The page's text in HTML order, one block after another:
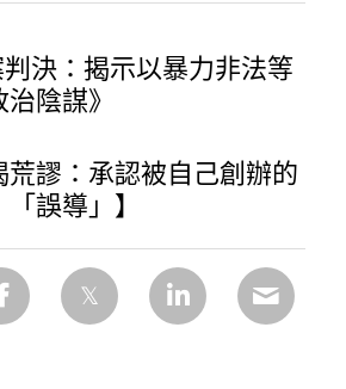
判決：揭示以暴力非法等
陰謀》
荒謬：承認被自己創辦的
誤導」】